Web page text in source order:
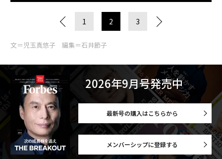
1 2 3
文＝児玉真悠子 編集＝石井節子
2026年9月号発売中
最新号の購入はこちらから
メンバーシップに登録する